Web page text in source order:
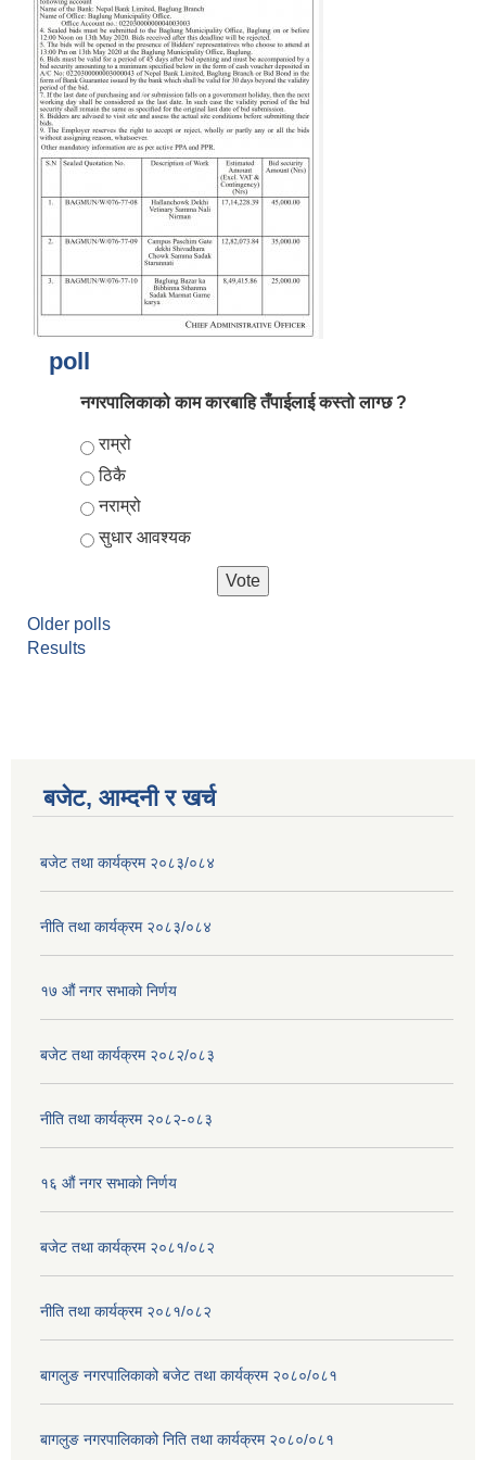
poll
नगरपालिकाको काम कारबाहि तँपाईलाई कस्तो लाग्छ ?
Choices
राम्रो
ठिकै
नराम्रो
सुधार आवश्यक
Older polls
Results
बजेट, आम्दनी र खर्च
बजेट तथा कार्यक्रम २०८३/०८४
नीति तथा कार्यक्रम २०८३/०८४
१७ ‌‍औं नगर सभाकाे निर्णय
बजेट तथा कार्यक्रम २०८२/०८३
नीति तथा कार्यक्रम २०८२-०८३
१६ ‌औं नगर सभाकाे निर्णय
बजेट तथा कार्यक्रम २०८१/०८२
नीति तथा कार्यक्रम २०८१/०८२
बागलुङ नगरपालिकाको बजेट तथा कार्यक्रम २०८०/०८१
बागलुङ नगरपालिकाको निति तथा कार्यक्रम २०८०/०८१